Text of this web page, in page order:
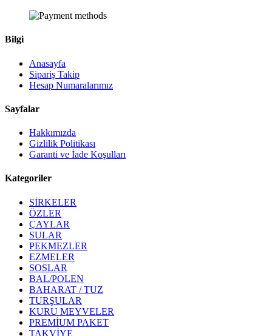
Bilgi
Anasayfa
Sipariş Takip
Hesap Numaralarımız
Sayfalar
Hakkımızda
Gizlilik Politikası
Garanti ve İade Koşulları
Kategoriler
SİRKELER
ÖZLER
ÇAYLAR
SULAR
PEKMEZLER
EZMELER
SOSLAR
BAL/POLEN
BAHARAT / TUZ
TURŞULAR
KURU MEYVELER
PREMİUM PAKET
TAKVİYE